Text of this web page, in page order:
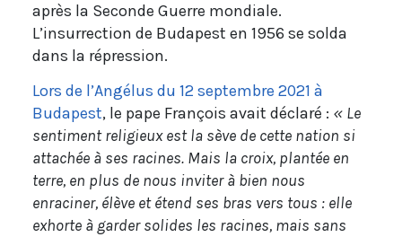
après la Seconde Guerre mondiale.
L’insurrection de Budapest en 1956 se solda
dans la répression.
Lors de l’Angélus du 12 septembre 2021 à
Budapest, le pape François avait déclaré : « Le
sentiment religieux est la sève de cette nation si
attachée à ses racines. Mais la croix, plantée en
terre, en plus de nous inviter à bien nous
enraciner, élève et étend ses bras vers tous : elle
exhorte à garder solides les racines, mais sans